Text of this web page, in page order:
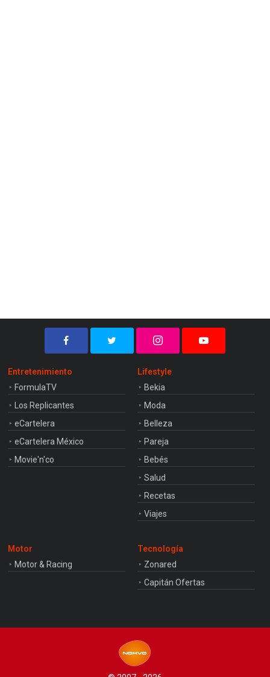
Entretenimiento
FormulaTV
Los Replicantes
eCartelera
eCartelera México
Movie'n'co
Lifestyle
Bekia
Moda
Belleza
Pareja
Bebés
Salud
Recetas
Viajes
Motor
Motor & Racing
Tecnología
Zonared
Capitán Ofertas